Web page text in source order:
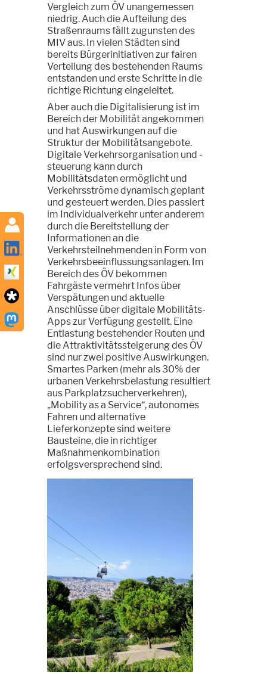
Vergleich zum ÖV unangemessen
niedrig. Auch die Aufteilung des
Straßenraums fällt zugunsten des
MIV aus. In vielen Städten sind
bereits Bürgerinitiativen zur fairen
Verteilung des bestehenden Raums
entstanden und erste Schritte in die
richtige Richtung eingeleitet.
Aber auch die Digitalisierung ist im
Bereich der Mobilität angekommen
und hat Auswirkungen auf die
Struktur der Mobilitätsangebote.
Digitale Verkehrsorganisation und -
steuerung kann durch
Mobilitätsdaten ermöglicht und
Verkehrsströme dynamisch geplant
und gesteuert werden. Dies passiert
im Individualverkehr unter anderem
durch die Bereitstellung der
Informationen an die
Verkehrsteilnehmenden in Form von
Verkehrsbeeinflussungsanlagen. Im
Bereich des ÖV bekommen
Fahrgäste vermehrt Infos über
Verspätungen und aktuelle
Anschlüsse über digitale Mobilitäts-
Apps zur Verfügung gestellt. Eine
Entlastung bestehender Routen und
die Attraktivitätssteigerung des ÖV
sind nur zwei positive Auswirkungen.
Smartes Parken (mehr als 30% der
urbanen Verkehrsbelastung resultiert
aus Parkplatzsucherverkehren),
„Mobility as a Service“, autonomes
Fahren und alternative
Lieferkonzepte sind weitere
Bausteine, die in richtiger
Maßnahmenkombination
erfolgsversprechend sind.